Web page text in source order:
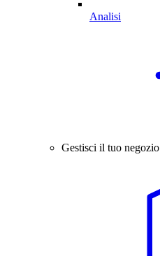
Analisi
Gestisci il tuo negozio